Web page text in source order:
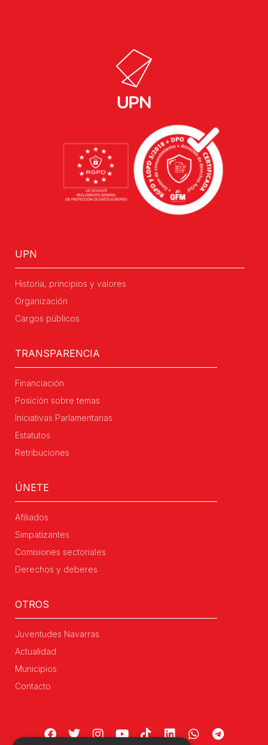
UPN
Historia, principios y valores
Organización
Cargos públicos
TRANSPARENCIA
Financiación
Posición sobre temas
Iniciativas Parlamentarias
Estatutos
Retribuciones
ÚNETE
Afiliados
Simpatizantes
Comisiones sectoriales
Derechos y deberes
OTROS
Juventudes Navarras
Actualidad
Municipios
Contacto